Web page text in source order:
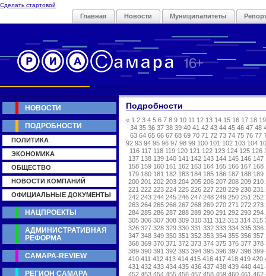
Сделать стартовой
Главная Новости Муниципалитеты
Подробности
« 1 2 3 4 5 6 7 8 9 10 11 12 13 14 15 16 17 18 19
34 35 36 37 38 39 40 41 42 43 44 45 46 47 48
63 64 65 66 67 68 69 70 71 72 73 74 75 76 77
92 93 94 95 96 97 98 99 100 101 102 103 104
116 117 118 119 120 121 122 123 124 125 126
137 138 139 140 141 142 143 144 145 146 147
158 159 160 161 162 163 164 165 166 167 168
179 180 181 182 183 184 185 186 187 188 189
200 201 202 203 204 205 206 207 208 209 210
221 222 223 224 225 226 227 228 229 230 231
242 243 244 245 246 247 248 249 250 251 252
263 264 265 266 267 268 269 270 271 272 273
284 285 286 287 288 289 290 291 292 293 294
305 306 307 308 309 310 311 312 313 314 315
326 327 328 329 330 331 332 333 334 335 336
347 348 349 350 351 352 353 354 355 356 357
368 369 370 371 372 373 374 375 376 377 378
389 390 391 392 393 394 395 396 397 398 399
410 411 412 413 414 415 416 417 418 419 420
431 432 433 434 435 436 437 438 439 440 441
452 453 454 455 456 457 458 459 460 461 462
НОВОСТИ
ПОДРОБНОСТИ
ПОЛИТИКА
ЭКОНОМИКА
ОБЩЕСТВО
НОВОСТИ КОМПАНИЙ
ОФИЦИАЛЬНЫЕ ДОКУМЕНТЫ
НАЦПРОЕКТЫ
АДМИНИСТРАТИВНАЯ
РЕФОРМА
САМАРА-REVIEW
РЕГИОН САМАРА